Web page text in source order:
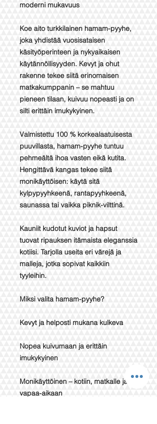
moderni mukavuus
Koe aito turkkilainen hamam-pyyhe,
joka yhdistää vuosisataisen
käsityöperinteen ja nykyaikaisen
käytännöllisyyden. Kevyt ja ohut
rakenne tekee siitä erinomaisen
matkakumppanin – se mahtuu
pieneen tilaan, kuivuu nopeasti ja on
silti erittäin imukykyinen.
Valmistettu 100 % korkealaatuisesta
puuvillasta, hamam-pyyhe tuntuu
pehmeältä ihoa vasten eikä kutita.
Hengittävä kangas tekee siitä
monikäyttöisen: käytä sitä
kylpypyyhkeenä, rantapyyhkeenä,
saunassa tai vaikka piknik-vilttinä.
Kauniit kudotut kuviot ja hapsut
tuovat ripauksen itämaista eleganssia
kotiisi. Tarjolla useita eri värejä ja
malleja, jotka sopivat kaikkiin
tyyleihin.
Miksi valita hamam-pyyhe?
Kevyt ja helposti mukana kulkeva
Nopea kuivumaan ja erittäin
imukykyinen
Monikäyttöinen – kotiin, matkalle ja
vapaa-aikaan